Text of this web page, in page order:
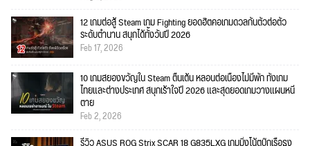
12 เกมต่อสู้ Steam เกม Fighting ยอดฮิตคอเกมดวลกันตัวต่อตัว
ระดับตำนาน สนุกได้ทั้งวันปี 2026
Feb 17, 2026
10 เกมสยองขวัญใน Steam ตื่นเต้น หลอนต่อเนื่องไม่มีพัก ทั้งเกม
ไทยและต่างประเทศ สนุกเร้าใจปี 2026 และสุดยอดเกมวางแผนหนี
ตาย
Feb 2, 2026